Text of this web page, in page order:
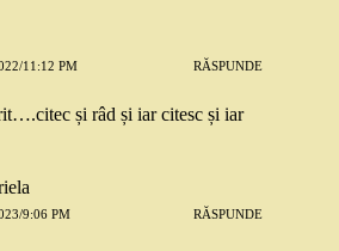
11:12 PM RĂSPUNDE
și râd și iar citesc și iar
9:06 PM RĂSPUNDE